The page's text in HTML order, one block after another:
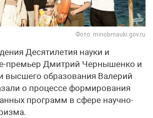
Фото: minobrnauki.gov.ru
Десятилетия науки и
премьер Дмитрий Чернышенко и
высшего образования Валерий
о процессе формирования
программ в сфере научно-